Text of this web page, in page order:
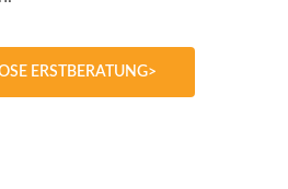
ERSTBERATUNG>